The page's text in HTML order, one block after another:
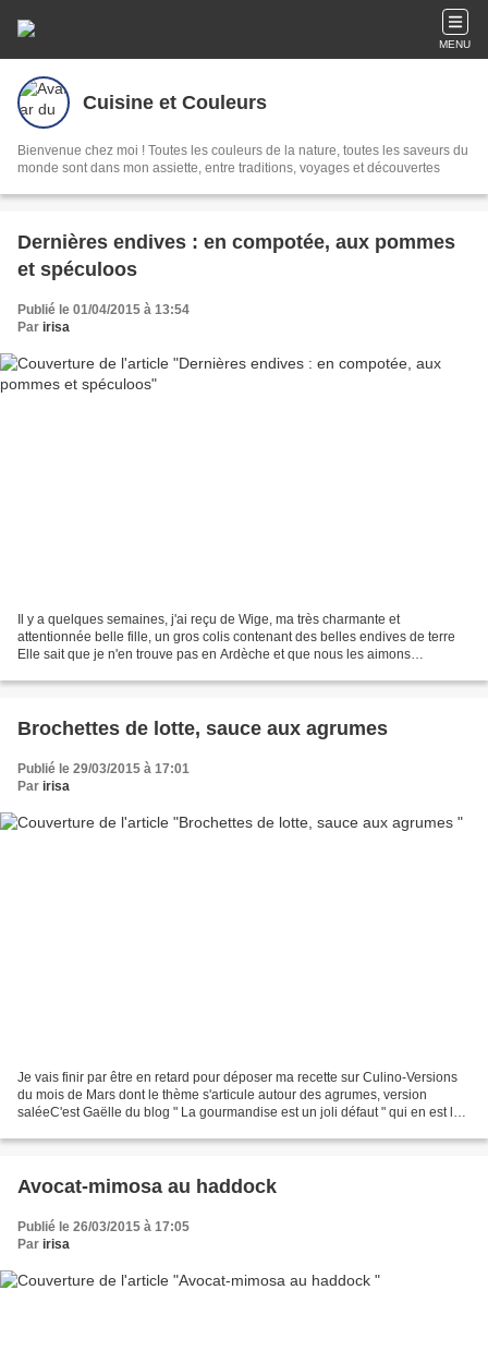
MENU
Cuisine et Couleurs
Bienvenue chez moi ! Toutes les couleurs de la nature, toutes les saveurs du
monde sont dans mon assiette, entre traditions, voyages et découvertes
Dernières endives : en compotée, aux pommes
et spéculoos
Publié le 01/04/2015 à 13:54
Par irisa
Il y a quelques semaines, j'ai reçu de Wige, ma très charmante et
attentionnée belle fille, un gros colis contenant des belles endives de terre
Elle sait que je n'en trouve pas en Ardèche et que nous les aimons
Brochettes de lotte, sauce aux agrumes
Publié le 29/03/2015 à 17:01
Par irisa
Je vais finir par être en retard pour déposer ma recette sur Culino-Versions
du mois de Mars dont le thème s'articule autour des agrumes, version
saléeC'est Gaëlle du blog " La gourmandise est un joli défaut " qui en est la
Avocat-mimosa au haddock
Publié le 26/03/2015 à 17:05
Par irisa